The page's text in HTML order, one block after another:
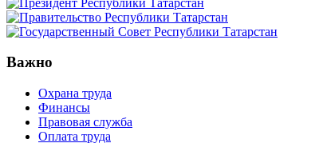
Важно
Охрана труда
Финансы
Правовая служба
Оплата труда